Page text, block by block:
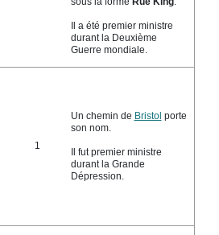
Il a été premier ministre
durant la Deuxième
Guerre mondiale.
1
Un chemin de Bristol porte
son nom.
Il fut premier ministre
durant la Grande
Dépression.